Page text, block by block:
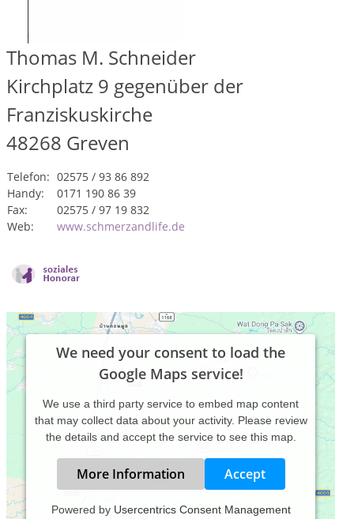
Thomas M. Schneider
Kirchplatz 9 gegenüber der
Franziskuskirche
48268 Greven
Telefon: 02575 / 93 86 892
Handy:
0171 190 86 39
Fax:
02575 / 97 19 832
Web:
www.schmerzandlife.de
We need your consent to load the
Google Maps service!
We use a third party service to embed map content
that may collect data about your activity. Please review
the details and accept the service to see this map.
More Information Accept
Powered by Usercentrics Consent Management